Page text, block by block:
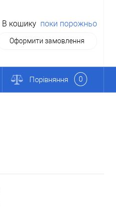
В кошику поки порожньо
Оформити замовлення
Порівняння 0